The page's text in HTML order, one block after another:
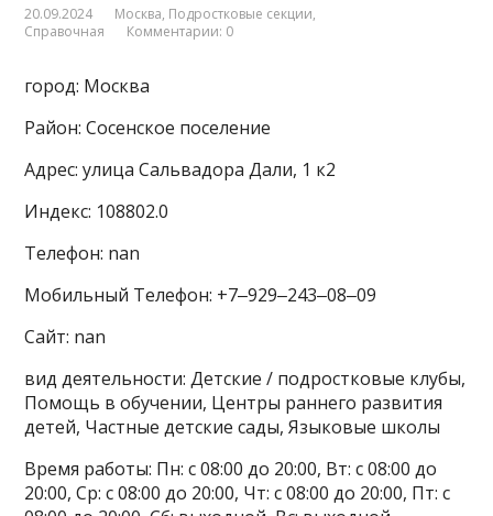
20.09.2024 Москва, Подростковые секции,
Справочная
Комментарии: 0
город: Москва
Район: Сосенское поселение
Адрес: улица Сальвадора Дали, 1 к2
Индекс: 108802.0
Телефон: nan
Мобильный Телефон: +7‒929‒243‒08‒09
Сайт: nan
вид деятельности: Детские / подростковые клубы,
Помощь в обучении, Центры раннего развития
детей, Частные детские сады, Языковые школы
Время работы: Пн: с 08:00 до 20:00, Вт: с 08:00 до
20:00, Ср: с 08:00 до 20:00, Чт: с 08:00 до 20:00, Пт: с